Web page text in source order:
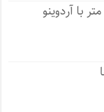
با آردوینو